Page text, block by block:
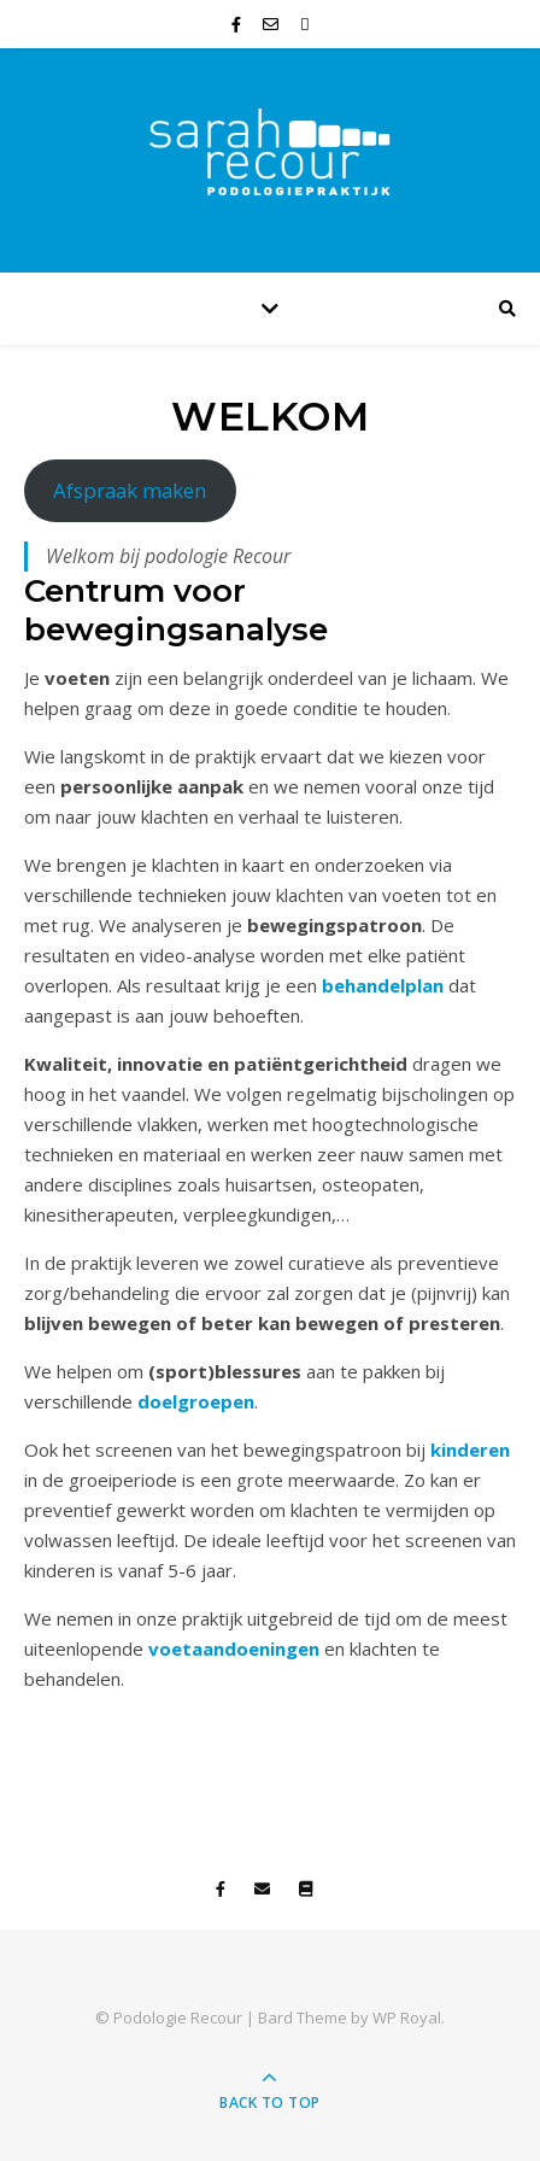
WELKOM
Afspraak maken
Welkom bij podologie Recour
Centrum voor
bewegingsanalyse
Je voeten zijn een belangrijk onderdeel van je lichaam. We
helpen graag om deze in goede conditie te houden.
Wie langskomt in de praktijk ervaart dat we kiezen voor
een persoonlijke aanpak en we nemen vooral onze tijd
om naar jouw klachten en verhaal te luisteren.
We brengen je klachten in kaart en onderzoeken via
verschillende technieken jouw klachten van voeten tot en
met rug. We analyseren je bewegingspatroon. De
resultaten en video-analyse worden met elke patiënt
overlopen. Als resultaat krijg je een behandelplan dat
aangepast is aan jouw behoeften.
Kwaliteit, innovatie en patiëntgerichtheid dragen we
hoog in het vaandel. We volgen regelmatig bijscholingen op
verschillende vlakken, werken met hoogtechnologische
technieken en materiaal en werken zeer nauw samen met
andere disciplines zoals huisartsen, osteopaten,
kinesitherapeuten, verpleegkundigen,…
In de praktijk leveren we zowel curatieve als preventieve
zorg/behandeling die ervoor zal zorgen dat je (pijnvrij) kan
blijven bewegen of beter kan bewegen of presteren.
We helpen om (sport)blessures aan te pakken bij
verschillende doelgroepen.
Ook het screenen van het bewegingspatroon bij kinderen
in de groeiperiode is een grote meerwaarde. Zo kan er
preventief gewerkt worden om klachten te vermijden op
volwassen leeftijd. De ideale leeftijd voor het screenen van
kinderen is vanaf 5-6 jaar.
We nemen in onze praktijk uitgebreid de tijd om de meest
uiteenlopende voetaandoeningen en klachten te
behandelen.
© Podologie Recour | Bard Theme byWP Royal.
BACK TO TOP